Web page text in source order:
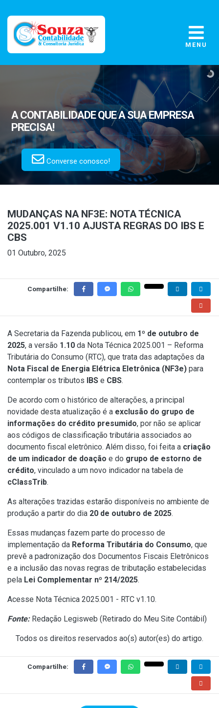
MENU
A CONTABILIDADEQUE A SUA EMPRESA
PRECISA!
Converse conosco!
MUDANÇAS NA NF3E: NOTA TÉCNICA
2025.001 V1.10 AJUSTA REGRAS DO IBS E
CBS
01 Outubro, 2025
Compartilhe:
A Secretaria da Fazenda publicou, em 1º de outubro de
2025, a versão 1.10 da Nota Técnica 2025.001 – Reforma
Tributária do Consumo (RTC), que trata das adaptações da
Nota Fiscal de Energia Elétrica Eletrônica (NF3e) para
contemplar os tributos
IBS e CBS.
De acordo com o histórico de alterações, a principal
novidade desta atualização é a exclusão do grupo de
informações do crédito presumido, por não se aplicar
aos códigos de classificação tributária associados ao
documento fiscal eletrônico. Além disso, foi feita a criação
de um indicador de doação e do grupo de estorno de
crédito, vinculado a um novo indicador na tabela de
cClassTrib.
As alterações trazidas estarão disponíveis no ambiente de
produção a partir do dia 20 de outubro de 2025.
Essas mudanças fazem parte do processo de
implementação da Reforma Tributária do Consumo, que
prevê a padronização dos Documentos Fiscais Eletrônicos
e a inclusão das novas regras de tributação estabelecidas
pela Lei Complementar nº 214/2025.
Acesse Nota Técnica 2025.001 - RTC v1.10.
Fonte:Redação Legisweb ( Retirado do Meu Site Contábil )
Todos os direitos reservados ao(s) autor(es) do artigo.
Compartilhe: